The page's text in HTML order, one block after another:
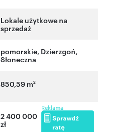
Lokale użytkowe na
sprzedaż
pomorskie, Dzierzgoń,
Słoneczna
850,59 m2
2 400 000
zł
Reklama
Sprawdź
ratę